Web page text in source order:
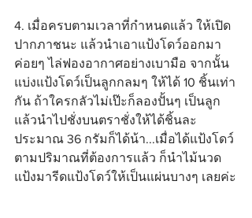
4. เมื่อครบตามเวลาที่กำหนดแล้ว ให้เปิด
ปากภาชนะ แล้วนำเอาแป้งโดว์ออกมา
ค่อยๆ ไล่ฟองอากาศอย่างเบามือ จากนั้น
แบ่งแป้งโดว์เป็นลูกกลมๆ ให้ได้ 10 ชิ้นเท่า
กัน ถ้าใครกลัวไม่เป๊ะก็ลองปั้นๆ เป็นลูก
แล้วนำไปชั่งบนตราชั่งให้ได้ชิ้นละ
ประมาณ 36 กรัมก็ได้น้า...เมื่อได้แป้งโดว์
ตามปริมาณที่ต้องการแล้ว ก็นำไม้นวด
แป้งมารีดแป้งโดว์ให้เป็นแผ่นบางๆ เลยค่ะ